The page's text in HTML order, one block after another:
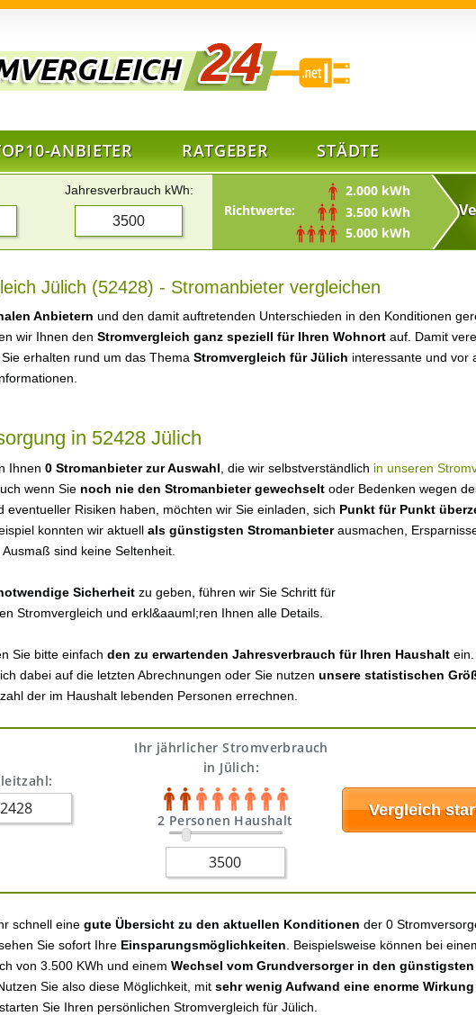
ANBIETER RATGEBER STÄDTE
Jahresverbrauch kWh:
Richtwerte:
2.000 kWh
3.500 kWh
5.000 kWh
Jülich (52428) - Stromanbieter vergleichen
Anbietern und den damit auftretenden Unterschieden in den Konditionen
wir Ihnen den Stromvergleich ganz speziell für Ihren Wohnort auf. Damit
erhalten rund um das Thema Stromvergleich für Jülich interessante und vor
in 52428 Jülich
Ihnen 0 Stromanbieter zur Auswahl , die wir selbstverständlich in unseren
wenn Sie noch nie den Stromanbieter gewechselt oder Bedenken wegen
eventueller Risiken haben, möchten wir Sie einladen, sich Punkt für Punkt
konnten wir aktuell als günstigsten Stromanbieterausmachen,
sind keine Seltenheit.
Sicherheit zu geben, führen wir Sie Schritt für
Stromvergleich und erkl&aauml;ren Ihnen alle Details.
Sie bitte einfach den zu erwartenden Jahresverbrauch für Ihren Haushalt
dabei auf die letzten Abrechnungen oder Sie nutzen unsere statistischen
der im Haushalt lebenden Personen errechnen.
Ihr jährlicher Stromverbrauch
in Jülich:
2 Personen Haushalt
schnell eine gute Übersicht zu den aktuellen Konditionen der 0
Sie sofort Ihre Einsparungsmöglichkeiten . Beispielsweise können bei
von 3.500 KWh und einem Wechsel vom Grundversorger in den günstigsten
Sie also diese Möglichkeit, mit sehr wenig Aufwand eine enorme Wirkung
Sie Ihren persönlichen Stromvergleich für Jülich.